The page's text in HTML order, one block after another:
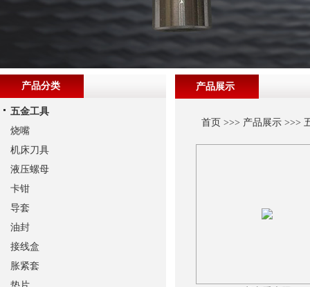
产品展示
首页 >>> 产品展示>>>
产品分类
五金工具
烧嘴
机床刀具
液压螺母
卡钳
导套
油封
接线盒
胀紧套